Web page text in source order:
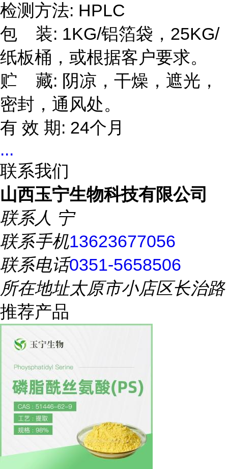
检测方法: HPLC
包 装: 1KG/铝箔袋，25KG/
纸板桶，或根据客户要求。
贮 藏: 阴凉，干燥，遮光，
密封，通风处。
有 效 期: 24个月
...
联系我们
山西玉宁生物科技有限公司
联系人 宁
联系手机13623677056
联系电话0351-5658506
所在地址太原市小店区长治路
推荐产品